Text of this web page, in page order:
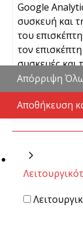
Google
συσκευή και
του
τον
συσκευές και
μάρκετινγκ.
Pixel
Απόρριψη
Αποθήκευση